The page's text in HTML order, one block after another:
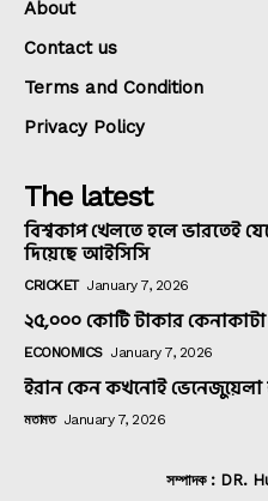
About
Contact us
Terms and Condition
Privacy Policy
The latest
বিশ্বকাপ খেলতে হলে ভারতেই
দিয়েছে আইসিসি
CRICKET January 7, 2026
২৫,০০০ কোটি টাকার কেনাকাটা
ECONOMICS January 7, 2026
ইরান কেন কখনোই ভেনেজুয়েলা
মতামত January 7, 2026
সম্পাদক : DR.